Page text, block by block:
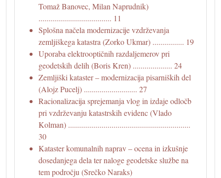
Tomaž Banovec, Milan Naprudnik)
..................................... 11
Splošna načela modernizacije vzdrževanja
zemljiškega katastra (Zorko Ukmar) ................ 19
Uporaba elektrooptičnih razdaljemerov pri
geodetskih delih (Boris Kren) .................... 24
Zemljiški kataster – modernizacija pisarniških del
(Alojz Pucelj) ........................... 27
Racionalizacija sprejemanja vlog in izdaje odločb
pri vzdrževanju katastrskih evidenc (Vlado
Kolman) ..............................................................
30
Kataster komunalnih naprav – ocena in izkušnje
dosedanjega dela ter naloge geodetske službe na
tem področju (Srečko Naraks)